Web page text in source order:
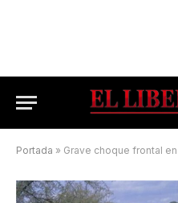
Portada » Grave choque frontal en una